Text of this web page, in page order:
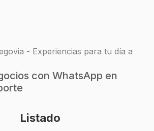
- Experiencias para tu día a
con WhatsApp en
Listado